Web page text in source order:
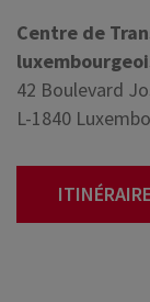
Centre de
42 Boulevard
L-1840
ITINÉRAIRE